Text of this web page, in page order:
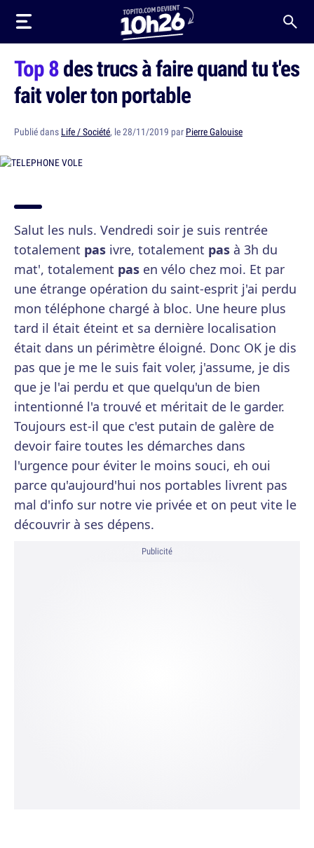
Top 8des trucs à faire quand tu t'es
fait voler ton portable
Publié dans Life / Société, le 28/11/2019 par Pierre Galouise
Salut les nuls. Vendredi soir je suis rentrée
totalement pas ivre, totalement pas à 3h du
mat', totalement pas en vélo chez moi. Et par
une étrange opération du saint-esprit j'ai perdu
mon téléphone chargé à bloc. Une heure plus
tard il était éteint et sa dernière localisation
était dans un périmètre éloigné. Donc OK je dis
pas que je me le suis fait voler, j'assume, je dis
que je l'ai perdu et que quelqu'un de bien
intentionné l'a trouvé et méritait de le garder.
Toujours est-il que c'est putain de galère de
devoir faire toutes les démarches dans
l'urgence pour éviter le moins souci, eh oui
parce qu'aujourd'hui nos portables livrent pas
mal d'info sur notre vie privée et on peut vite le
découvrir à ses dépens.
Publicité